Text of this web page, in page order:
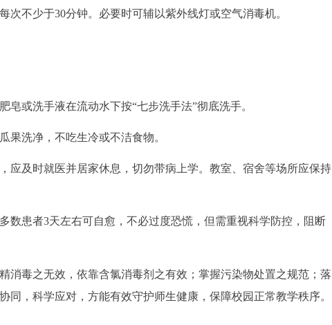
不少于30分钟。必要时可辅以紫外线灯或空气消毒机。
或洗手液在流动水下按“七步洗手法”彻底洗手。
果洗净，不吃生冷或不洁食物。
应及时就医并居家休息，切勿带病上学。教室、宿舍等场所应保持
数患者3天左右可自愈，不必过度恐慌，但需重视科学防控，阻断
消毒之无效，依靠含氯消毒剂之有效；掌握污染物处置之规范；落
同，科学应对，方能有效守护师生健康，保障校园正常教学秩序。